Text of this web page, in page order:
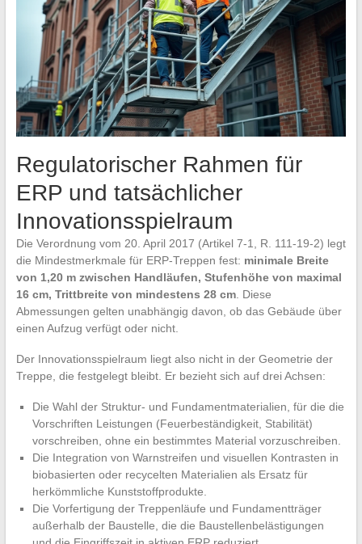
Regulatorischer Rahmen für
ERP und tatsächlicher
Innovationsspielraum
Die Verordnung vom 20. April 2017 (Artikel 7-1, R. 111-19-2) legt
die Mindestmerkmale für ERP-Treppen fest: minimale Breite
von 1,20 m zwischen Handläufen, Stufenhöhe von maximal
16 cm, Trittbreite von mindestens 28 cm. Diese
Abmessungen gelten unabhängig davon, ob das Gebäude über
einen Aufzug verfügt oder nicht.
Der Innovationsspielraum liegt also nicht in der Geometrie der
Treppe, die festgelegt bleibt. Er bezieht sich auf drei Achsen:
Die Wahl der Struktur- und Fundamentmaterialien, für die die
Vorschriften Leistungen (Feuerbeständigkeit, Stabilität)
vorschreiben, ohne ein bestimmtes Material vorzuschreiben.
Die Integration von Warnstreifen und visuellen Kontrasten in
biobasierten oder recycelten Materialien als Ersatz für
herkömmliche Kunststoffprodukte.
Die Vorfertigung der Treppenläufe und Fundamentträger
außerhalb der Baustelle, die die Baustellenbelästigungen